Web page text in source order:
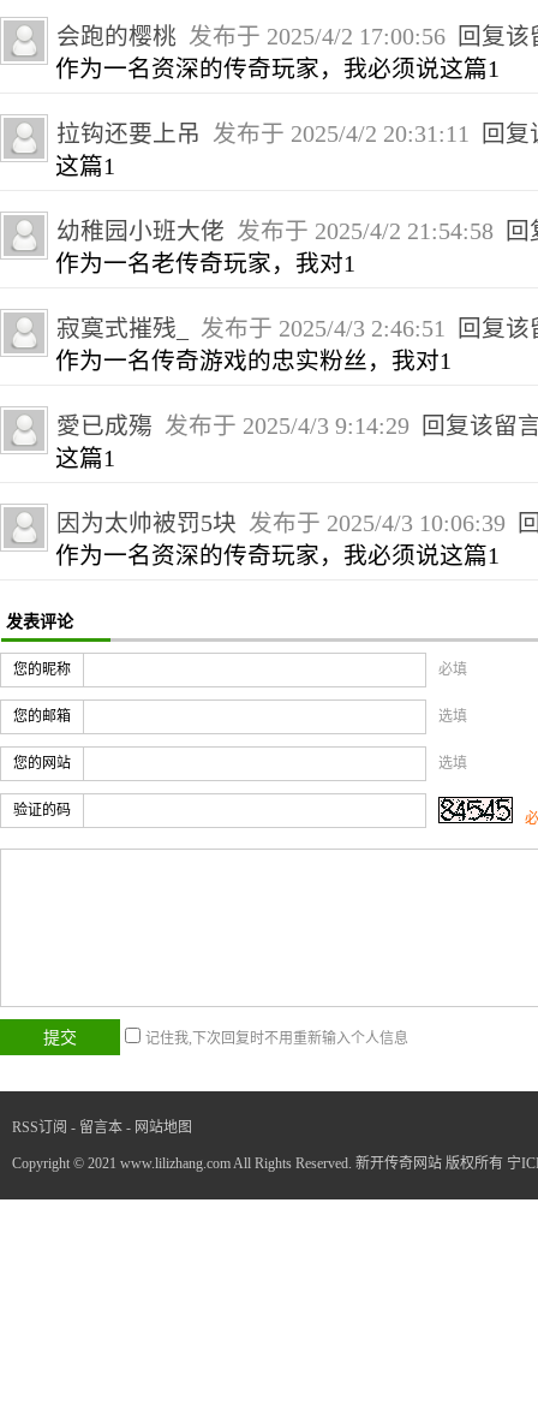
会跑的樱桃 发布于 2025/4/2 17:00:56 回复该
作为一名资深的传奇玩家，我必须说这篇1
拉钩还要上吊 发布于 2025/4/2 20:31:11
回复
这篇1
幼稚园小班大佬 发布于 2025/4/2 21:54:58 回
作为一名老传奇玩家，我对1
寂寞式摧残_ 发布于 2025/4/3 2:46:51
回复该
作为一名传奇游戏的忠实粉丝，我对1
愛已成殤 发布于 2025/4/3 9:14:29
回复该留
这篇1
因为太帅被罚5块 发布于 2025/4/3 10:06:39
作为一名资深的传奇玩家，我必须说这篇1
发表评论
您的昵称 必填
您的邮箱 选填
您的网站 选填
验证的码
记住我,下次回复时不用重新输入个人信息
RSS订阅 - 留言本 - 网站地图
Copyright © 2021 www.lilizhang.com All Rights Reserved. 新开传奇网站 版权所有 宁